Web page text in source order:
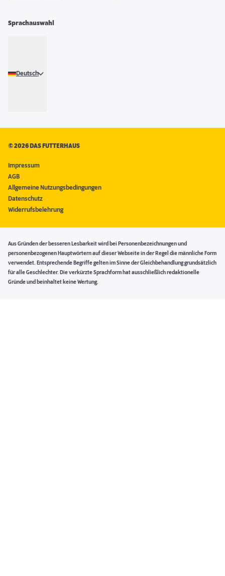
Sprachauswahl
Deutsch
©2026 DAS FUTTERHAUS
Impressum
AGB
Allgemeine Nutzungsbedingungen
Datenschutz
Widerrufsbelehrung
Aus Gründen der besseren Lesbarkeit wird bei Personenbezeichnungen und
personenbezogenen Hauptwörtern auf dieser Webseite in der Regel die männliche Form
verwendet. Entsprechende Begriffe gelten im Sinne der Gleichbehandlung grundsätzlich
für alle Geschlechter. Die verkürzte Sprachform hat ausschließlich redaktionelle
Gründe und beinhaltet keine Wertung.